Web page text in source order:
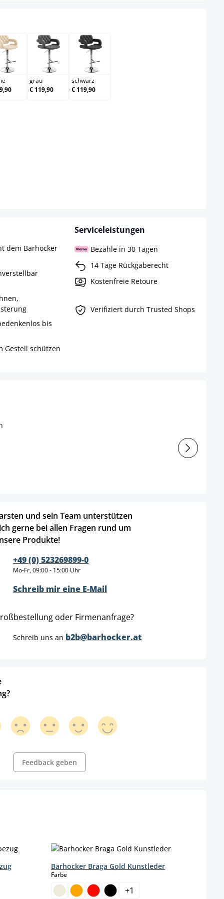
creme grau
grau
€ 119,90
schwarz
schwarz
€ 119,90
dem Barhocker
bis
Gestell schützen
Serviceleistungen
Bezahle in 30 Tagen
14 Tage Rückgaberecht
Kostenfreie Retoure
Verifiziert durch Trusted Shops
und sein Team unterstützen
gerne bei allen Fragen rund um
Produkte!
+49 (0) 523269899-0
Mo-Fr, 09:00 - 15:00 Uhr
Schreib mir eine E-Mail
oder Firmenanfrage?
Schreib uns an b2b@barhocker.at
Feedback geben
Barhocker Braga Gold Kunstleder
Farbeauswählen
+1